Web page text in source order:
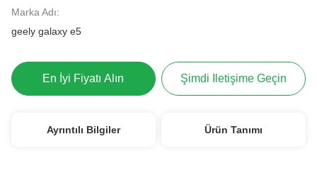
Marka Adı:
geely galaxy e5
En İyi Fiyatı Alın Şimdi Iletişime Geçin
Ayrıntılı Bilgiler Ürün Tanımı